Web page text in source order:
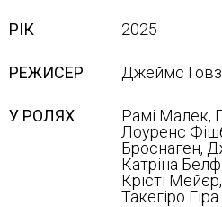
РІК 2025
РЕЖИСЕР Джеймс Говз
У РОЛЯХ
Рамі Малек,
Лоуренс
Броснаген,
Катріна
Крісті
Такегіро Гіра